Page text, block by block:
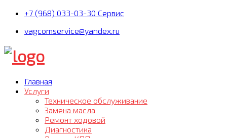
+7 (968) 033-03-30 Сервис
vagcomservice@yandex.ru
Главная
Услуги
Техническое обслуживание
Замена масла
Ремонт ходовой
Диагностика